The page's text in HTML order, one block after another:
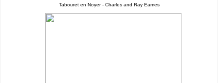
Tabouret en Noyer - Charles and Ray Eames